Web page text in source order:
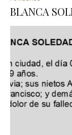
BLANCA